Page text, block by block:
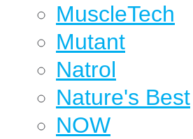
MuscleTech
Mutant
Natrol
Nature's Best
NOW